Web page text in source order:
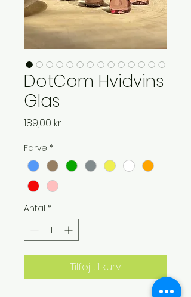
DotCom Hvidvins
Glas
189,00 kr.Pris
Farve *
Antal *
Tilføj til kurv